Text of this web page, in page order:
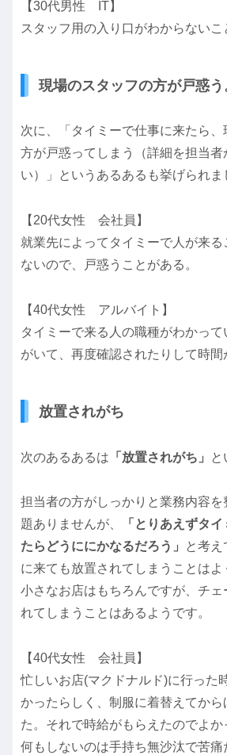
【30代男性 IT】
スタッフ用の入り口がわからないこ
現場のスタッフの方が戸惑う
次に、「タイミーで仕事に来たら
方が戸惑ってしまう（詳細を担当者
い）」というあるあるも挙げられま
【20代女性 会社員】
就業先によってタイミーで人が来
ないので、戸惑うことがある。
【40代女性 アルバイト】
タイミーで来る人の職種がわかっ
がいて、再度確認されたりして時間
放置されがち
次のあるあるは 「放置されがち」 と
担当者の方がしっかりと業務内容を
題ありませんが、
「とりあえずタ
たらどうににかなるだろう」
と考
に来ても放置されてしまうことはよ
小さなお店はもちろんですが、チェ
れてしまうことはあるようです。
【40代女性 会社員】
忙しいお店(マクドナルド)に行った
かったらしく、制服に着替えてから
た。それで時給がもらえたのでよ
何もしないのは手持ち無沙汰で苦痛